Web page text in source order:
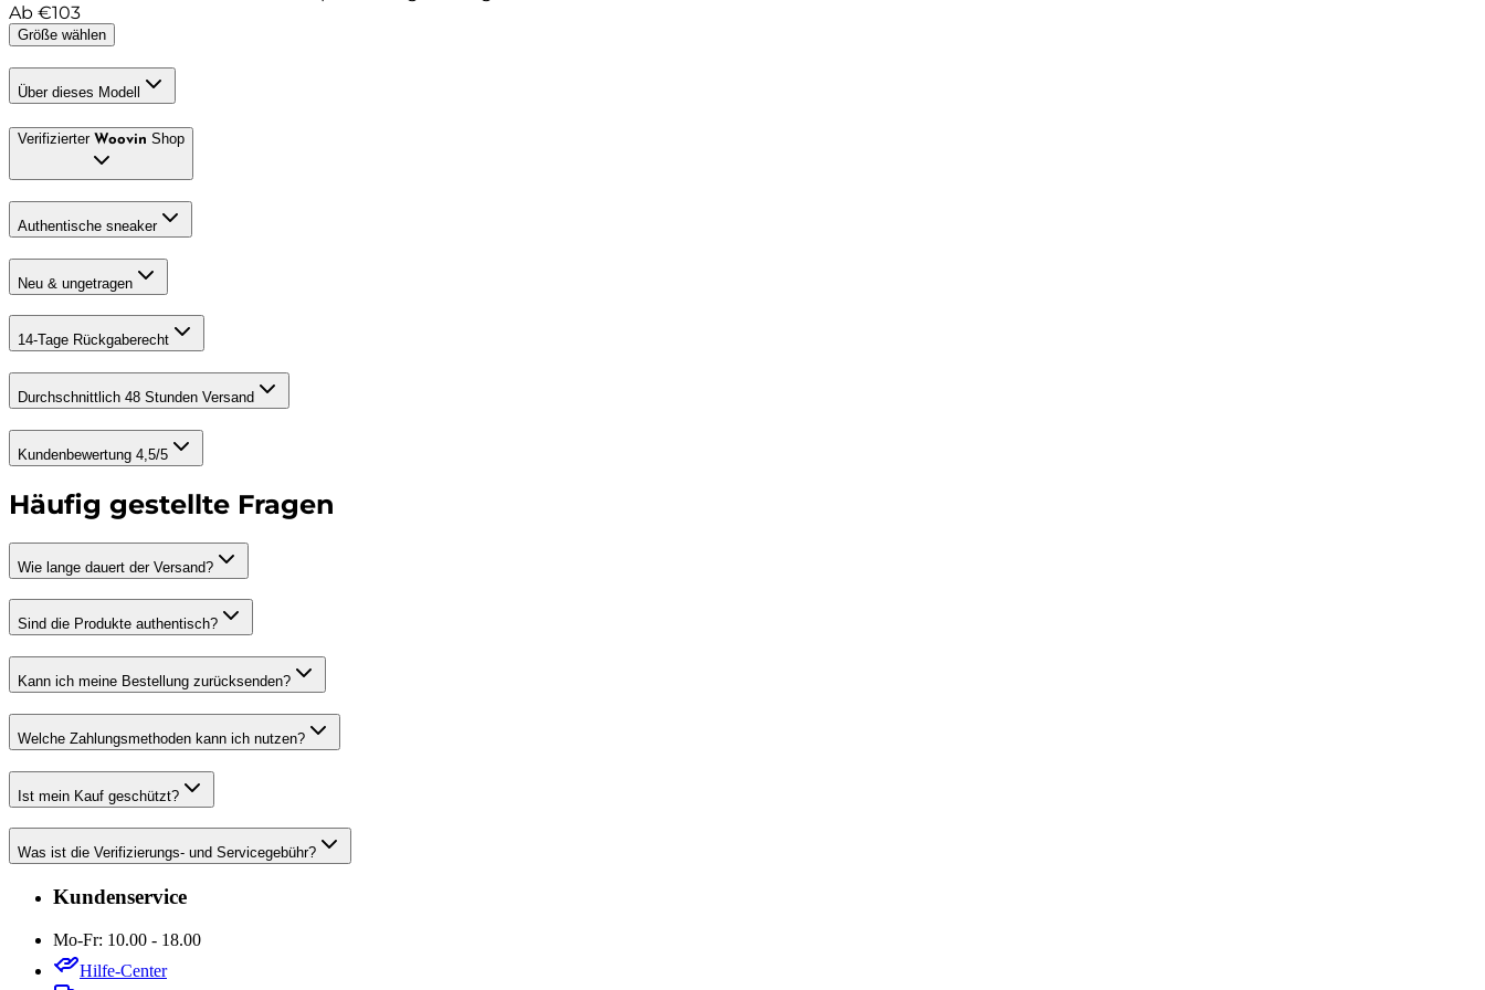
Ab €103
Größe wählen
Über dieses Modell
Verifizierter Woovin Shop
Authentische sneaker
Neu & ungetragen
14-Tage Rückgaberecht
Durchschnittlich 48 Stunden Versand
Kundenbewertung 4,5/5
Häufig gestellte Fragen
Wie lange dauert der Versand?
Sind die Produkte authentisch?
Kann ich meine Bestellung zurücksenden?
Welche Zahlungsmethoden kann ich nutzen?
Ist mein Kauf geschützt?
Was ist die Verifizierungs- und Servicegebühr?
Kundenservice
Mo-Fr: 10.00 - 18.00
Hilfe-Center